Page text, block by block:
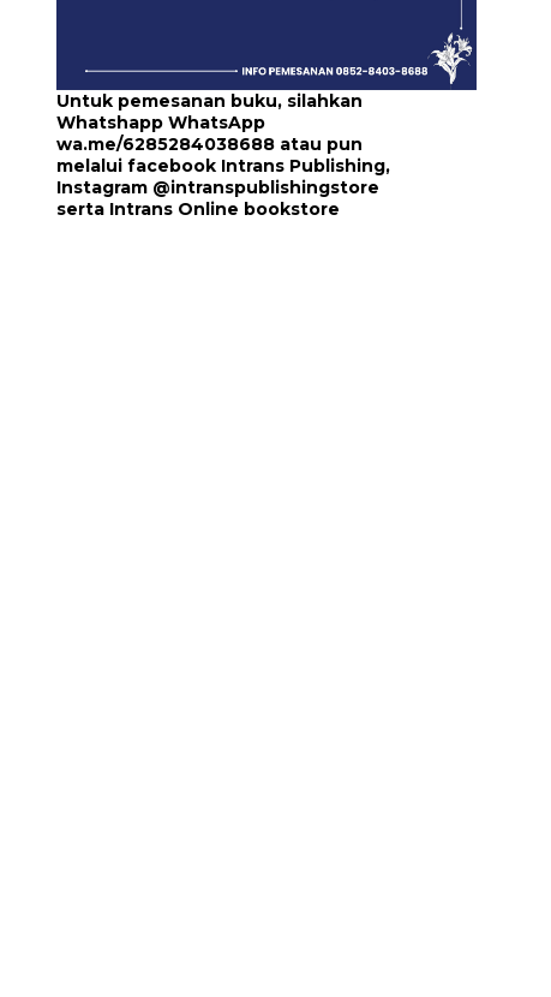
Untuk pemesanan buku, silahkan
Whatshapp WhatsApp
wa.me/6285284038688 atau pun
melalui facebook Intrans Publishing,
Instagram @intranspublishingstore
serta Intrans Online bookstore